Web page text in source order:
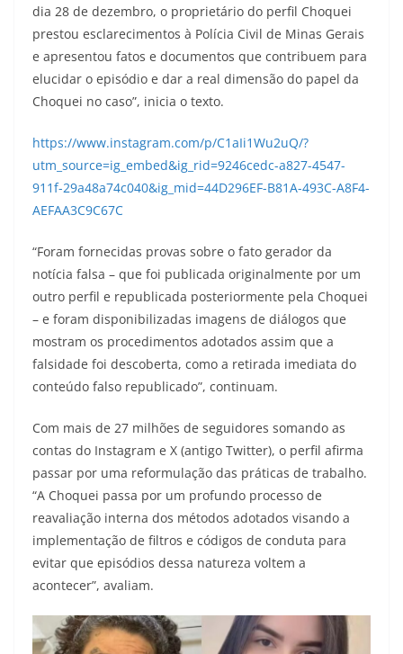
dia 28 de dezembro, o proprietário do perfil Choquei
prestou esclarecimentos à Polícia Civil de Minas Gerais
e apresentou fatos e documentos que contribuem para
elucidar o episódio e dar a real dimensão do papel da
Choquei no caso”, inicia o texto.
https://www.instagram.com/p/C1aIi1Wu2uQ/?
utm_source=ig_embed&ig_rid=9246cedc-a827-4547-
911f-29a48a74c040&ig_mid=44D296EF-B81A-493C-A8F4-
AEFAA3C9C67C
“Foram fornecidas provas sobre o fato gerador da
notícia falsa – que foi publicada originalmente por um
outro perfil e republicada posteriormente pela Choquei
– e foram disponibilizadas imagens de diálogos que
mostram os procedimentos adotados assim que a
falsidade foi descoberta, como a retirada imediata do
conteúdo falso republicado”, continuam.
Com mais de 27 milhões de seguidores somando as
contas do Instagram e X (antigo Twitter), o perfil afirma
passar por uma reformulação das práticas de trabalho.
“A Choquei passa por um profundo processo de
reavaliação interna dos métodos adotados visando a
implementação de filtros e códigos de conduta para
evitar que episódios dessa natureza voltem a
acontecer”, avaliam.